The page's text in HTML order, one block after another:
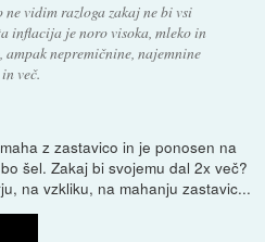
vidim razloga zakaj ne bi vsi
inflacija je noro visoka, mleko in
nepremičnine, najemnine
več.
z zastavico in je ponosen na
šel. Zakaj bi svojemu dal 2x več?
na vzkliku, na mahanju zastavic...